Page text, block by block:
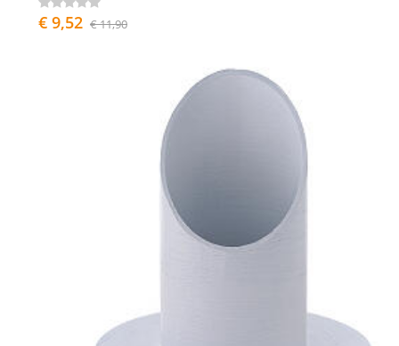
€ 9,52 € 11,90